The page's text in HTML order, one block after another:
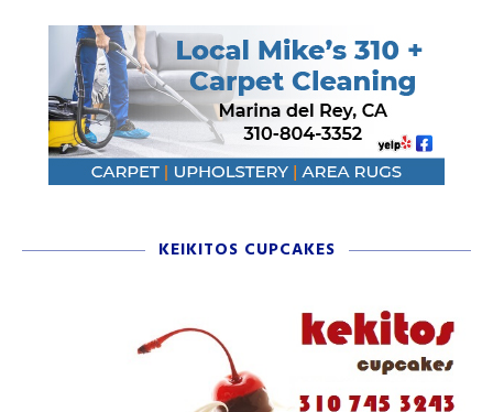
KEIKITOS CUPCAKES